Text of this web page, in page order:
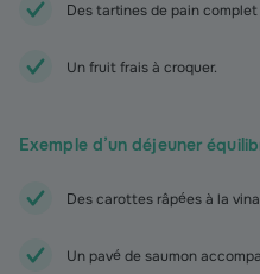
Des tartines de pain complet
Un fruit frais à croquer.
Exemple d’un déjeuner
Des carottes râpées à la
Un pavé de saumon